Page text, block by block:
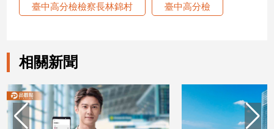
臺中高分檢檢察長林錦村 臺中高分檢
相關新聞